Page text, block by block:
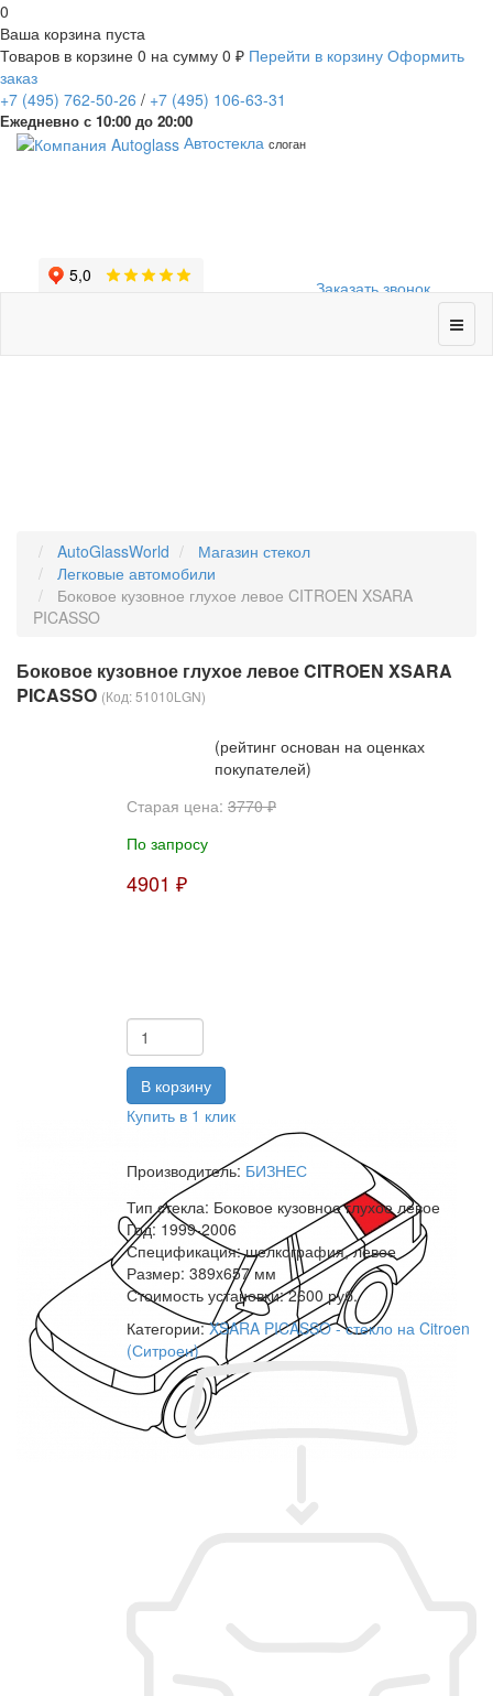
0
Ваша корзина пуста
Товаров в корзине 0 на сумму 0 ₽ Перейти в корзину Оформить
заказ
+7 (495) 762-50-26 / +7 (495) 106-63-31
Ежедневно с 10:00 до 20:00
Заказать звонок
Автостекла слоган
AutoGlassWorld
Магазин стекол
Легковые автомобили
Боковое кузовное глухое левое CITROEN XSARA
PICASSO
Боковое кузовное глухое левое CITROEN XSARA
PICASSO (Код:51010LGN)
(рейтинг основан на оценках
покупателей)
Старая цена: 3770 ₽
По запросу
4901 ₽
Купить в 1 клик
Производитель: БИЗНЕС
Тип стекла: Боковое кузовное глухое левое
Год: 1999-2006
Спецификация: шелкография, левое
Размер: 389x657 мм
Стоимость установки: 2600 руб.
Категории:XSARA PICASSO - стекло на Citroen
(Ситроен)